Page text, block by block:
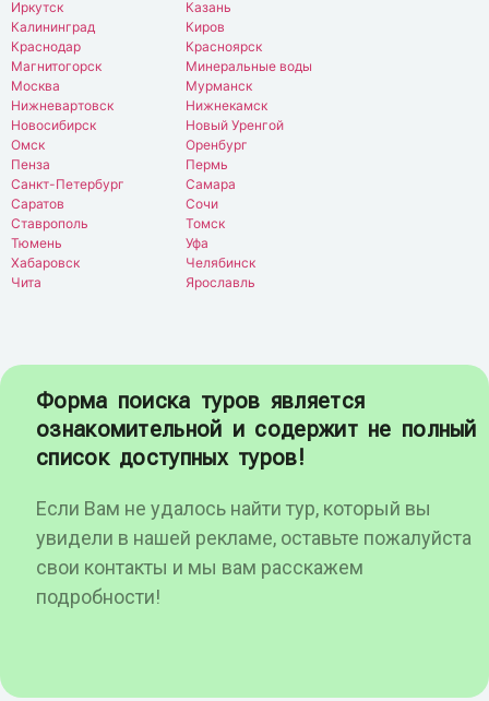
Иркутск
Казань
Калининград
Киров
Краснодар
Красноярск
Магнитогорск
Минеральные воды
Москва
Мурманск
Нижневартовск
Нижнекамск
Новосибирск
Новый Уренгой
Омск
Оренбург
Пенза
Пермь
Санкт-Петербург
Самара
Саратов
Сочи
Ставрополь
Томск
Тюмень
Уфа
Хабаровск
Челябинск
Чита
Ярославль
Форма поиска туров является
ознакомительной и содержит не полный
список доступных туров!
Если Вам не удалось найти тур, который вы
увидели в нашей рекламе, оставьте пожалуйста
свои контакты и мы вам расскажем
подробности!